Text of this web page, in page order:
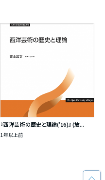
『西洋芸術の歴史と理論(’16)』 (放...
1年以上前